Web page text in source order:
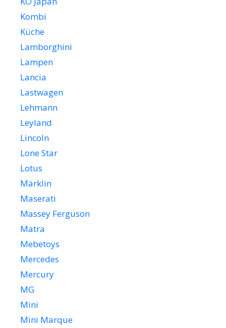
Kombi
Küche
Lamborghini
Lampen
Lancia
Lastwagen
Lehmann
Leyland
Lincoln
Lone Star
Lotus
Märklin
Maserati
Massey Ferguson
Matra
Mebetoys
Mercedes
Mercury
MG
Mini
Mini Marque